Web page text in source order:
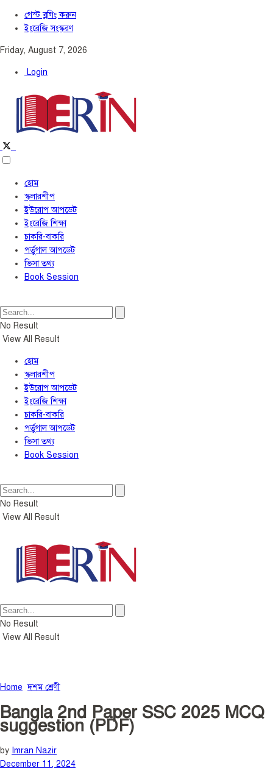
গেস্ট ব্লগিং করুন
ইংরেজি সংস্করণ
Friday, August 7, 2026
Login
হোম
স্কলারশীপ
ইউরোপ আপডেট
ইংরেজি শিক্ষা
চাকরি-বাকরি
পর্তুগাল আপডেট
ভিসা তথ্য
Book Session
No Result
View All Result
হোম
স্কলারশীপ
ইউরোপ আপডেট
ইংরেজি শিক্ষা
চাকরি-বাকরি
পর্তুগাল আপডেট
ভিসা তথ্য
Book Session
No Result
View All Result
No Result
View All Result
Home দশম শ্রেণী
Bangla 2nd Paper SSC 2025 MCQ
suggestion (PDF)
by Imran Nazir
December 11, 2024